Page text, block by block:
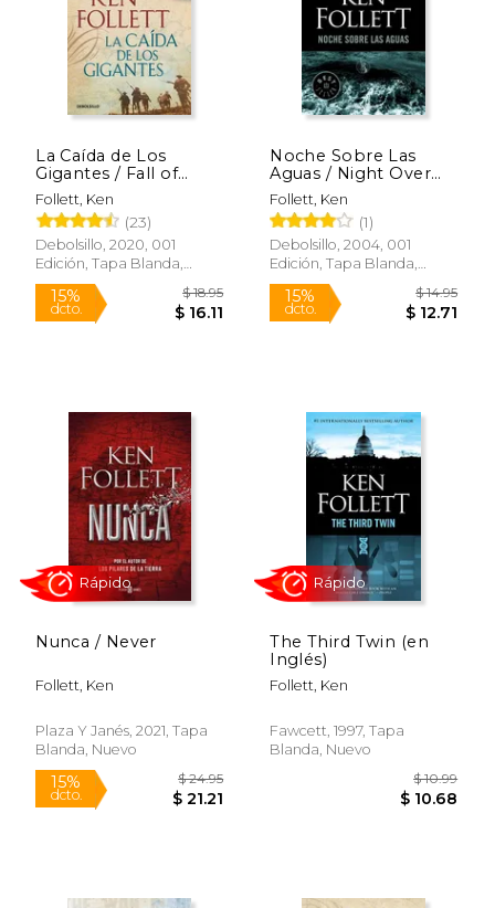
15%
dcto.
15%
dcto.
Rápido
La Caída de Los
Gigantes / Fall of
Giants
Follett, Ken
(23)
Debolsillo, 2020, 001
Edición, Tapa Blanda,
Nuevo
15%
dcto. $ 16.11
Noche Sobre Las
Aguas / Night Over
Water
Follett, Ken
(1)
Debolsillo, 2004, 001
Edición, Tapa Blanda,
Nuevo
$
Nunca / Never
Follett, Ken
Plaza Y Janés, 2021, Tapa
Blanda, Nuevo
The Third Twin (en
Inglés)
Follett, Ken
Fawcett, 1997, Tapa
Blanda, Nuevo